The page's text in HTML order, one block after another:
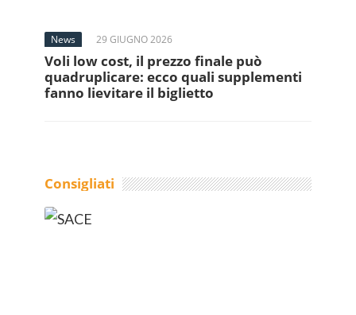
News 29 GIUGNO 2026
Voli low cost, il prezzo finale può
quadruplicare: ecco quali supplementi
fanno lievitare il biglietto
Consigliati